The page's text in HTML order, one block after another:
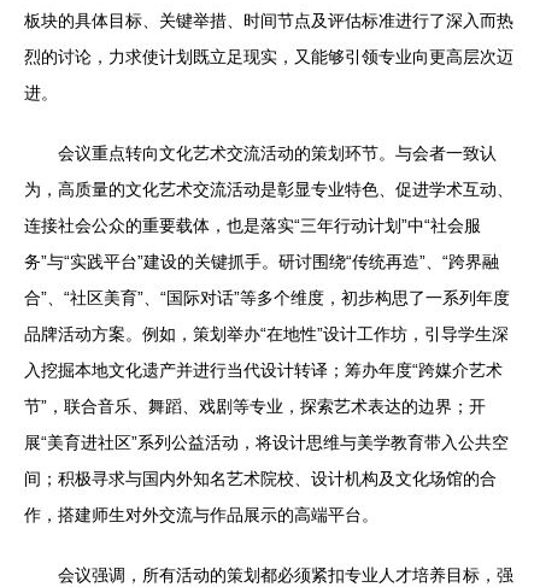
板块的具体目标、关键举措、时间节点及评估标准进行了深入而热
烈的讨论，力求使计划既立足现实，又能够引领专业向更高层次迈
进。
会议重点转向文化艺术交流活动的策划环节。与会者一致认
为，高质量的文化艺术交流活动是彰显专业特色、促进学术互动、
连接社会公众的重要载体，也是落实“三年行动计划”中“社会服
务”与“实践平台”建设的关键抓手。研讨围绕“传统再造”、“跨界融
合”、“社区美育”、“国际对话”等多个维度，初步构思了一系列年度
品牌活动方案。例如，策划举办“在地性”设计工作坊，引导学生深
入挖掘本地文化遗产并进行当代设计转译；筹办年度“跨媒介艺术
节”，联合音乐、舞蹈、戏剧等专业，探索艺术表达的边界；开
展“美育进社区”系列公益活动，将设计思维与美学教育带入公共空
间；积极寻求与国内外知名艺术院校、设计机构及文化场馆的合
作，搭建师生对外交流与作品展示的高端平台。
会议强调，所有活动的策划都必须紧扣专业人才培养目标，强